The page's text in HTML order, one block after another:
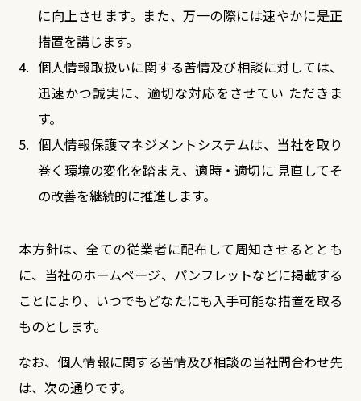
に向上させます。また、万一の際には速やかに是正
措置を講じます。
個人情報取扱いに関する苦情及び相談に対しては、
迅速かつ誠実に、適切な対応をさせてい ただきま
す。
個人情報保護マネジメントシステムは、当社を取り
巻く環境の変化を踏まえ、適時・適切に 見直してそ
の改善を継続的に推進します。
本方針は、全ての従業者に配布して周知させるととも
に、 当社のホームページ、パンフレットなどに掲載する
ことにより、いつでもどなたにも入手可能な措置を取る
ものとします。
なお、個人情報に関する苦情及び相談の当社問合わせ先
は、次の通りです。